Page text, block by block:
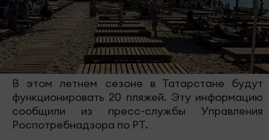
В этом летнем сезоне в Татарстане будут
функционировать 20 пляжей. Эту информацию
сообщили из пресс-службы Управления
Роспотребнадзора по РТ.